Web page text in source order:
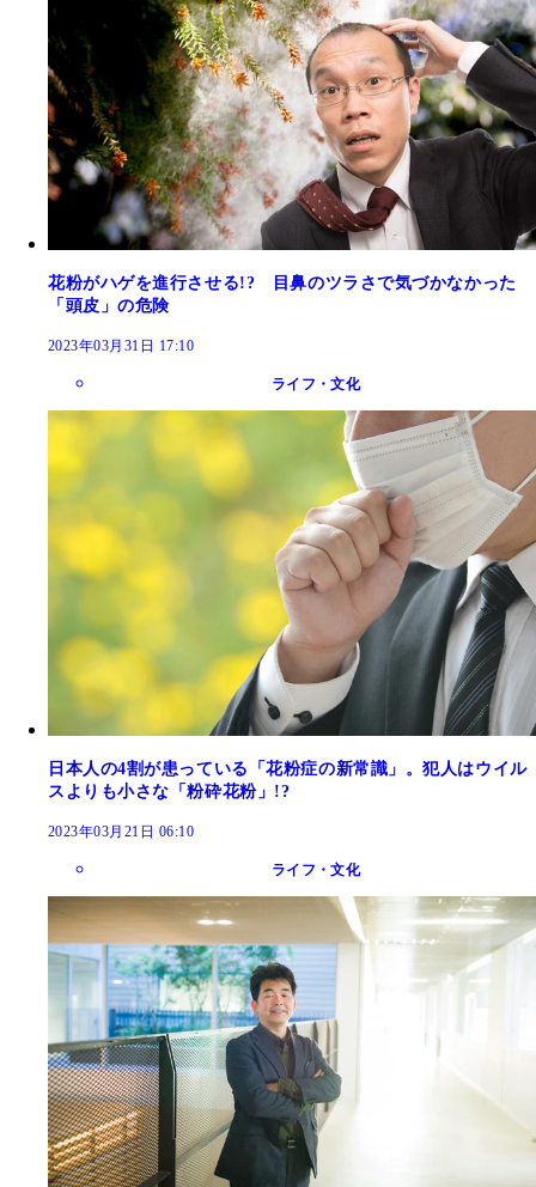
花粉がハゲを進行させる!? 目鼻のツラさで気づかなかった
「頭皮」の危険
2023年03月31日 17:10
ライフ・文化
日本人の4割が患っている「花粉症の新常識」。犯人はウイル
スよりも小さな「粉砕花粉」!?
2023年03月21日 06:10
ライフ・文化